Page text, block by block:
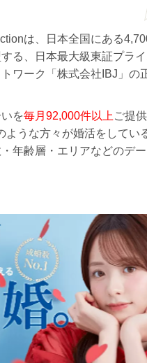
は、日本全国にある
る、日本最大級東証プラ
ワーク「株式会社IBJ」の
を毎月92,000件以上 ご提
ような方々が婚活をしてい
年齢層・エリアなどのデ